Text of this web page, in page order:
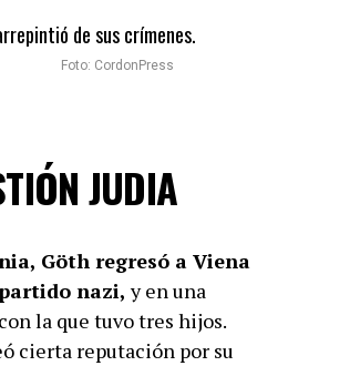
Foto: CordonPress
JUDIA
Göth regresó a Viena
nazi,y en una
la que tuvo tres hijos.
cierta reputación por su